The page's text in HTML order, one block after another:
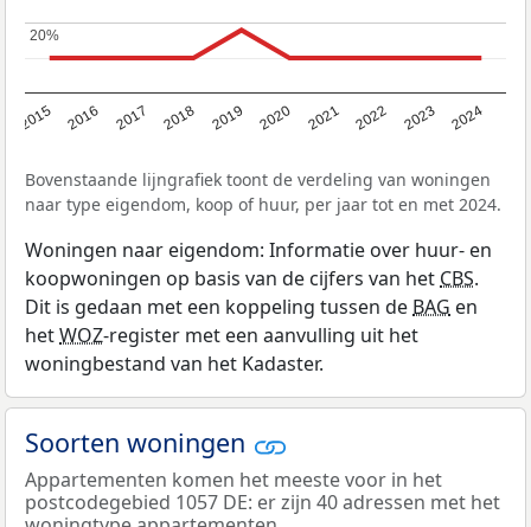
2015 2016 2017 2018 2019 2020 2021 2022 2023 2024
20%
20%
Bovenstaande lijngrafiek toont de verdeling van woningen
naar type eigendom, koop of huur, per jaar tot en met 2024.
Woningen naar eigendom: Informatie over huur- en
koopwoningen op basis van de cijfers van hetCBS.
Dit is gedaan met een koppeling tussen deBAG en
hetWOZ-register met een aanvulling uit het
woningbestand van het Kadaster.
Soorten woningen
Appartementen komen het meeste voor in het
postcodegebied 1057 DE: er zijn 40 adressen met het